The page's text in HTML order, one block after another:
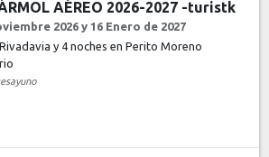
AÉREO 2026-2027 -turistk
2026 y 16 Enero de 2027
y 4 noches en Perito Moreno